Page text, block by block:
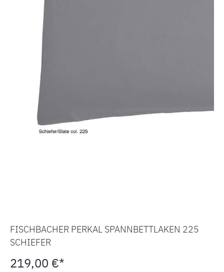
FISCHBACHER PERKAL SPANNBETTLAKEN 225
SCHIEFER
219,00 €*